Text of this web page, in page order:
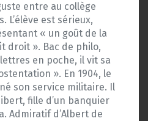
entre au collège
L’élève est sérieux,
« un goût de la
droit ». Bac de philo,
en poche, il vit sa
». En 1904, le
son service militaire. Il
fille d’un banquier
Admiratif d’Albert de